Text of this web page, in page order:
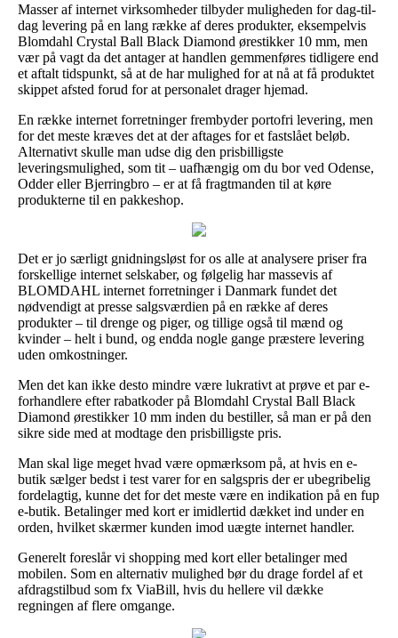
Masser af internet virksomheder tilbyder muligheden for dag-til-
dag levering på en lang række af deres produkter, eksempelvis
Blomdahl Crystal Ball Black Diamond ørestikker 10 mm, men
vær på vagt da det antager at handlen gemmenføres tidligere end
et aftalt tidspunkt, så at de har mulighed for at nå at få produktet
skippet afsted forud for at personalet drager hjemad.
En række internet forretninger frembyder portofri levering, men
for det meste kræves det at der aftages for et fastslået beløb.
Alternativt skulle man udse dig den prisbilligste
leveringsmulighed, som tit – uafhængig om du bor ved Odense,
Odder eller Bjerringbro – er at få fragtmanden til at køre
produkterne til en pakkeshop.
Det er jo særligt gnidningsløst for os alle at analysere priser fra
forskellige internet selskaber, og følgelig har massevis af
BLOMDAHL internet forretninger i Danmark fundet det
nødvendigt at presse salgsværdien på en række af deres
produkter – til drenge og piger, og tillige også til mænd og
kvinder – helt i bund, og endda nogle gange præstere levering
uden omkostninger.
Men det kan ikke desto mindre være lukrativt at prøve et par e-
forhandlere efter rabatkoder på Blomdahl Crystal Ball Black
Diamond ørestikker 10 mm inden du bestiller, så man er på den
sikre side med at modtage den prisbilligste pris.
Man skal lige meget hvad være opmærksom på, at hvis en e-
butik sælger bedst i test varer for en salgspris der er ubegribelig
fordelagtig, kunne det for det meste være en indikation på en fup
e-butik. Betalinger med kort er imidlertid dækket ind under en
orden, hvilket skærmer kunden imod uægte internet handler.
Generelt foreslår vi shopping med kort eller betalinger med
mobilen. Som en alternativ mulighed bør du drage fordel af et
afdragstilbud som fx ViaBill, hvis du hellere vil dække
regningen af flere omgange.